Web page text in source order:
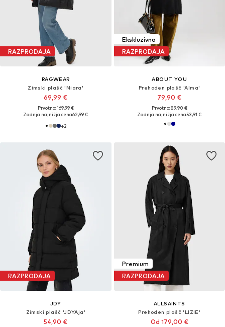
RAZPRODAJA
RAGWEAR
Zimski plašč 'Niara'
69,99 €
Prvotno: 169,99 €
Zadnja najnižja cena62,99 €
+2
Ekskluzivno
RAZPRODAJA
ABOUT YOU
Prehoden plašč 'Alma'
79,90 €
Prvotno: 89,90 €
Zadnja najnižja cena53,91 €
RAZPRODAJA
JDY
Zimski plašč 'JDYAja'
54,90 €
Premium
RAZPRODAJA
ALLSAINTS
Prehoden plašč 'LIZIE'
Od 179,00 €